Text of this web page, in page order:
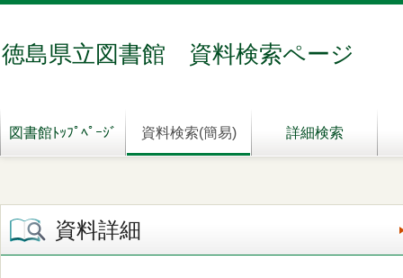
徳島県立図書館 資料検索ページ
図書館ﾄｯﾌﾟﾍﾟｰｼﾞ 資料検索(簡易) 詳細検索
資料詳細